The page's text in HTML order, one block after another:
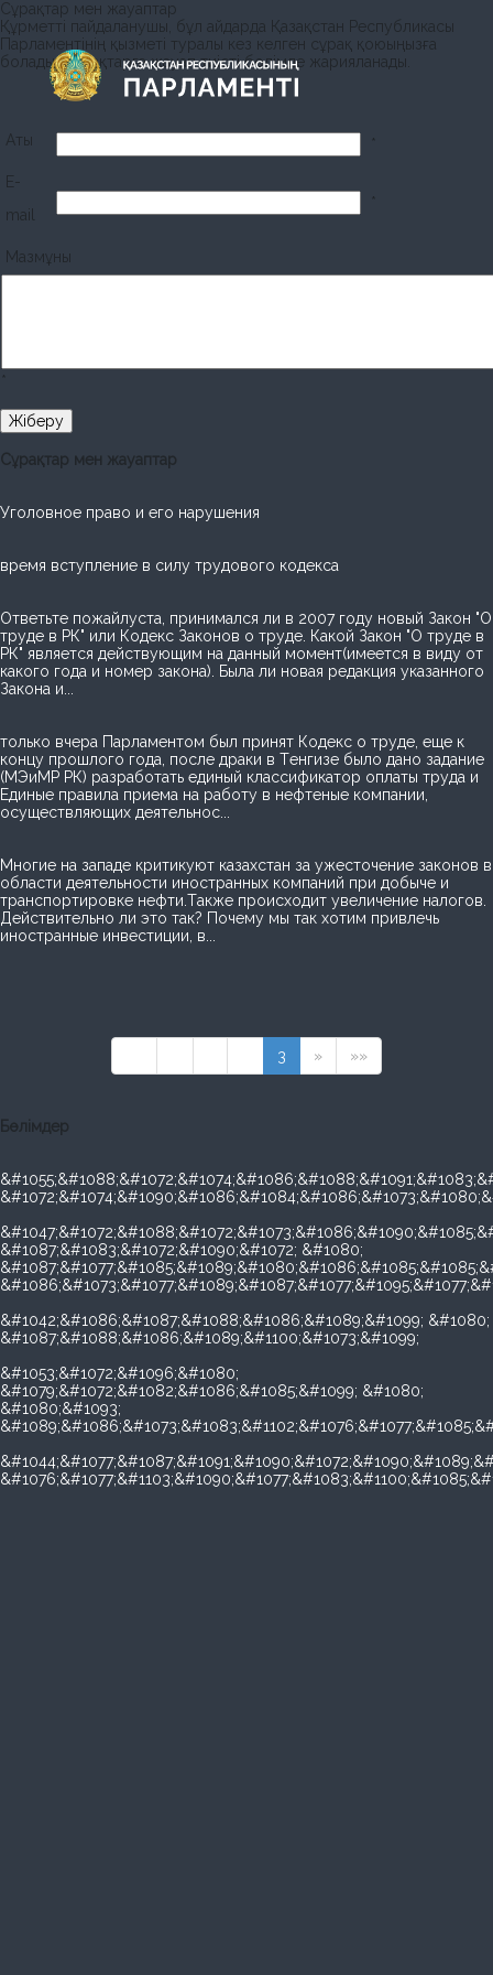
Сұрақтар мен жауаптар
Құрметті пайдаланушы, бұл айдарда Қазақстан Республикасы
Парламентінің қызметі туралы кез келген сұрақ қоюыңызға
болады. Сұрақтарға жауап тиісті бөлімде жарияланады.
Аты *
E-
mail
*
Мазмұны
*
Сұрақтар мен жауаптар
Уголовное право и его нарушения
время вступление в силу трудового кодекса
Ответьте пожайлуста, принимался ли в 2007 году новый Закон "О
труде в РК" или Кодекс Законов о труде. Какой Закон "О труде в
РК" является действующим на данный момент(имеется в виду от
какого года и номер закона). Была ли новая редакция указанного
Закона и...
только вчера Парламентом был принят Кодекс о труде, еще к
концу прошлого года, после драки в Тенгизе было дано задание
(МЭиМР РК) разработать единый классификатор оплаты труда и
Единые правила приема на работу в нефтеные компании,
осуществляющих деятельнос...
Многие на западе критикуют казахстан за ужесточение законов в
области деятельности иностранных компаний при добыче и
транспортировке нефти.Также происходит увеличение налогов.
Действительно ли это так? Почему мы так хотим привлечь
иностранные инвестиции, в...
3 » »»
Бөлімдер
&#1087;&#1083;&#1072;&#1090;&#1072; &#1080;
&#1042;&#1086;&#1087;&#1088;&#1086;&#1089;&#1099; &#1080;
&#1087;&#1088;&#1086;&#1089;&#1100;&#1073;&#1099;
&#1053;&#1072;&#1096;&#1080;
&#1079;&#1072;&#1082;&#1086;&#1085;&#1099; &#1080;
&#1080;&#1093;